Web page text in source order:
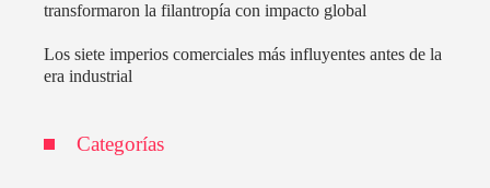
transformaron la filantropía con impacto global
Los siete imperios comerciales más influyentes antes de la
era industrial
Categorías